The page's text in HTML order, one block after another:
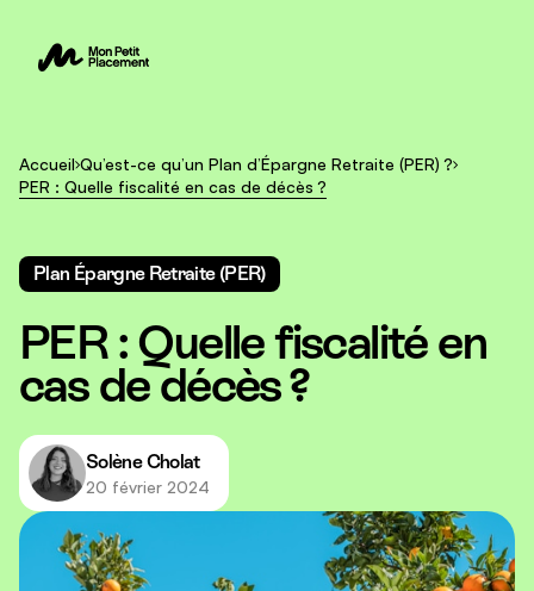
Accueil Qu’est-ce qu’un Plan d’Épargne Retraite (PER) ?
PER : Quelle fiscalité en cas de décès ?
Plan Épargne Retraite (PER)
PER : Quelle fiscalité en
cas de décès ?
Solène Cholat
20 février 2024